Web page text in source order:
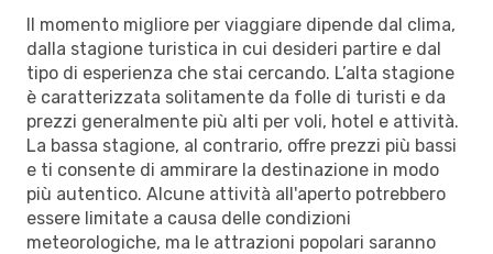
Il momento migliore per viaggiare dipende dal clima,
dalla stagione turistica in cui desideri partire e dal
tipo di esperienza che stai cercando. L’alta stagione
è caratterizzata solitamente da folle di turisti e da
prezzi generalmente più alti per voli, hotel e attività.
La bassa stagione, al contrario, offre prezzi più bassi
e ti consente di ammirare la destinazione in modo
più autentico. Alcune attività all'aperto potrebbero
essere limitate a causa delle condizioni
meteorologiche, ma le attrazioni popolari saranno